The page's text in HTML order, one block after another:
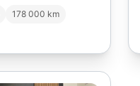
178 000 km